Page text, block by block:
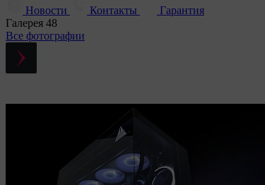
Новости Контакты
Гарантия
Галерея 48
Все фотографии